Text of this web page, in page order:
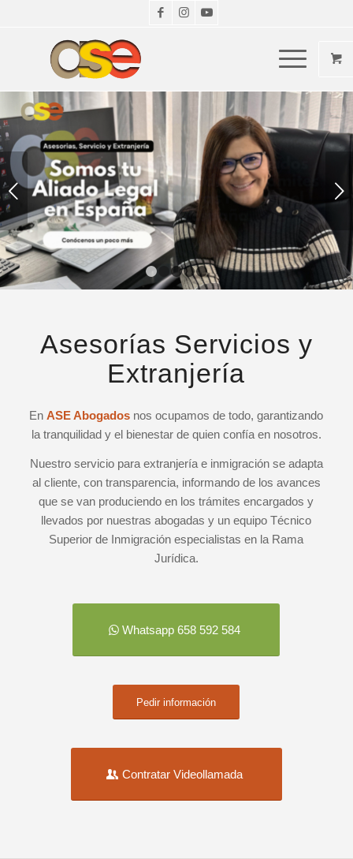
Posterior
Asesorías Servicios y
Extranjería
EnASE Abogados nos ocupamos de todo, garantizando
la tranquilidad y el bienestar de quien confía en nosotros.
Nuestro servicio para extranjería e inmigración se adapta
al cliente, con transparencia, informando de los avances
que se van produciendo en los trámites encargados y
llevados por nuestras abogadas y un equipo Técnico
Superior de Inmigración especialistas en la Rama
Jurídica.
Whatsapp 658 592 584
Pedir información
Contratar Videollamada